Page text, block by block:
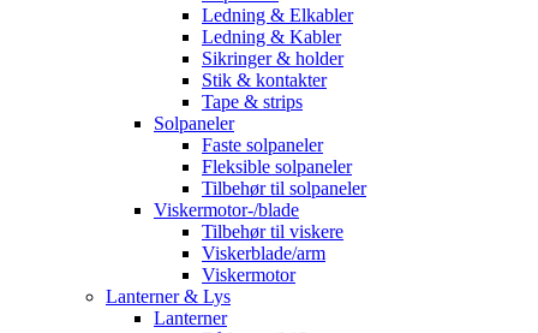
Ledning & Elkabler
Ledning & Kabler
Sikringer & holder
Stik & kontakter
Tape & strips
Solpaneler
Faste solpaneler
Fleksible solpaneler
Tilbehør til solpaneler
Viskermotor-/blade
Tilbehør til viskere
Viskerblade/arm
Viskermotor
Lanterner & Lys
Lanterner